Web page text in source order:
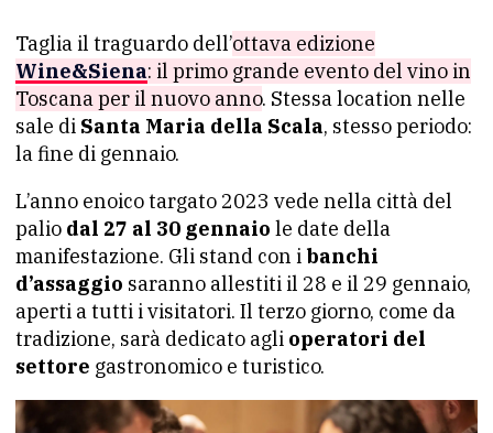
Taglia il traguardo dell’ottava edizione
Wine&Siena: il primo grande evento del vino in
Toscana per il nuovo anno. Stessa location nelle
sale di Santa Maria della Scala, stesso periodo:
la fine di gennaio.
L’anno enoico targato 2023 vede nella città del
palio dal 27 al 30 gennaio le date della
manifestazione. Gli stand con i banchi
d’assaggio saranno allestiti il 28 e il 29 gennaio,
aperti a tutti i visitatori. Il terzo giorno, come da
tradizione, sarà dedicato agli operatori del
settore gastronomico e turistico.